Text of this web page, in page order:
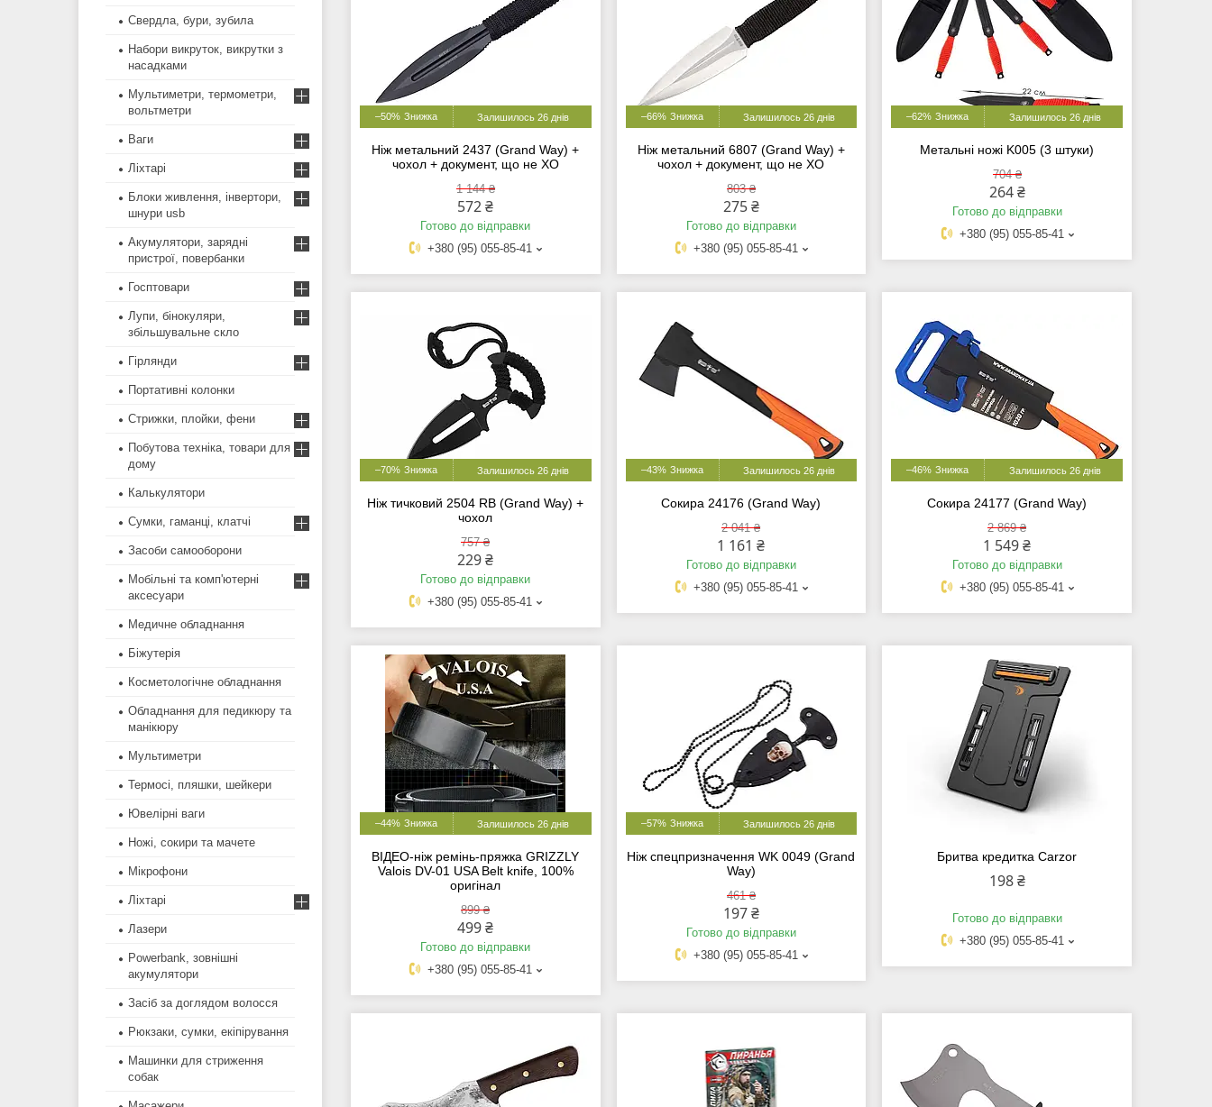
–50% Залишилось 26 днів
Ніж метальний 2437 (Grand Way) +
чохол + документ, що не ХО
1 144 ₴
572 ₴
Готово до відправки
+380 (95) 055-85-41
–66% Залишилось 26 днів
Ніж метальний 6807 (Grand Way) +
чохол + документ, що не ХО
803 ₴
275 ₴
Готово до відправки
+380 (95) 055-85-41
–62% Залишилось 26 днів
Метальні ножі K005 (3 штуки)
704 ₴
264 ₴
Готово до відправки
+380 (95) 055-85-41
–70% Залишилось 26 днів
Ніж тичковий 2504 RB (Grand Way) +
чохол
757 ₴
229 ₴
Готово до відправки
+380 (95) 055-85-41
–43% Залишилось 26 днів
Сокира 24176 (Grand Way)
2 041 ₴
1 161 ₴
Готово до відправки
+380 (95) 055-85-41
–46% Залишилось 26 днів
Сокира 24177 (Grand Way)
2 869 ₴
1 549 ₴
Готово до відправки
+380 (95) 055-85-41
–44% Залишилось 26 днів
ВІДЕО-ніж ремінь-пряжка GRIZZLY
Valois DV-01 USA Belt knife, 100%
оригінал
899 ₴
499 ₴
Готово до відправки
+380 (95) 055-85-41
–57% Залишилось 26 днів
Ніж спецпризначення WK 0049 (Grand
Way)
461 ₴
197 ₴
Готово до відправки
+380 (95) 055-85-41
Бритва кредитка Carzor
198 ₴
Готово до відправки
+380 (95) 055-85-41
Свердла, бури, зубила
Набори викруток, викрутки з
насадками
Мультиметри, термометри,
вольтметри
Ваги
Ліхтарі
Блоки живлення, інвертори,
шнури usb
Акумулятори, зарядні
пристрої, повербанки
Госптовари
Лупи, бінокуляри,
збільшувальне скло
Гірлянди
Портативні колонки
Стрижки, плойки, фени
Побутова техніка, товари для
дому
Калькулятори
Сумки, гаманці, клатчі
Засоби самооборони
Мобільні та комп'ютерні
аксесуари
Медичне обладнання
Біжутерія
Косметологічне обладнання
Обладнання для педикюру та
манікюру
Мультиметри
Термосі, пляшки, шейкери
Ювелірні ваги
Ножі, сокири та мачете
Мікрофони
Ліхтарі
Лазери
Powerbank, зовнішні
акумулятори
Засіб за доглядом волосся
Рюкзаки, сумки, екіпірування
Машинки для стриження
собак